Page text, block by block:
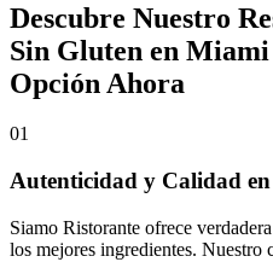
Descubre Nuestro
Sin Gluten en
Opción Ahora
01
Autenticidad y Calidad
Siamo Ristorante ofrece
los mejores ingredientes. Nuestro